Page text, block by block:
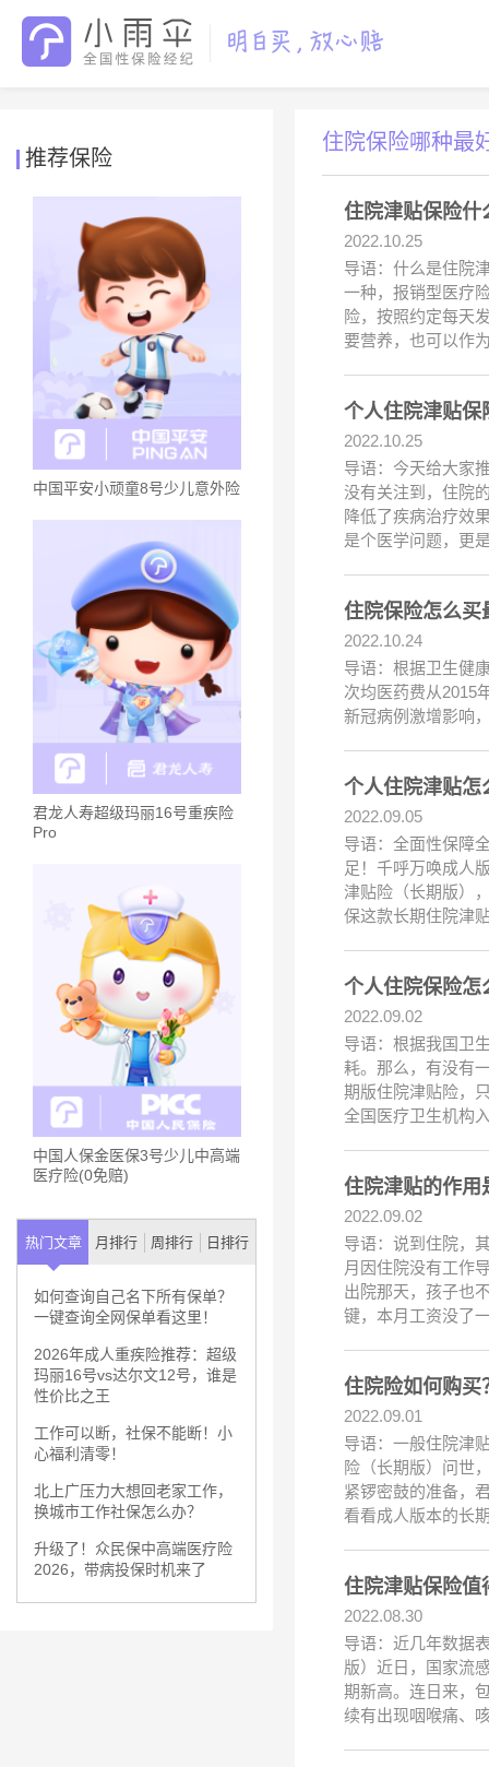
推荐保险
中国平安小顽童8号少儿意外险
君龙人寿超级玛丽16号重疾险
Pro
中国人保金医保3号少儿中高端
医疗险(0免赔)
热门文章 月排行 周排行 日排行
如何查询自己名下所有保单？
一键查询全网保单看这里！
2026年成人重疾险推荐：超级
玛丽16号vs达尔文12号，谁是
性价比之王
工作可以断，社保不能断！小
心福利清零！
北上广压力大想回老家工作，
换城市工作社保怎么办？
升级了！众民保中高端医疗险
2026，带病投保时机来了
住院保险哪种最
住院津贴保险什
2022.10.25
导语：什么是住院
一种，报销型医疗
险，按照约定每天
要营养，也可以作
个人住院津贴保
2022.10.25
导语：今天给大家
没有关注到，住院
降低了疾病治疗效
是个医学问题，更
住院保险怎么买
2022.10.24
导语：根据卫生健
次均医药费从2015
新冠病例激增影响
个人住院津贴怎
2022.09.05
导语：全面性保障
足！千呼万唤成人
津贴险（长期版）
保这款长期住院津
个人住院保险怎
2022.09.02
导语：根据我国卫
耗。那么，有没有
期版住院津贴险，
全国医疗卫生机构
住院津贴的作用
2022.09.02
导语：说到住院，
月因住院没有工作
出院那天，孩子也
键，本月工资没了
住院险如何购买
2022.09.01
导语：一般住院津
险（长期版）问世
紧锣密鼓的准备，
看看成人版本的长
住院津贴保险值
2022.08.30
导语：近几年数据
版）近日，国家流
期新高。连日来，
续有出现咽喉痛、